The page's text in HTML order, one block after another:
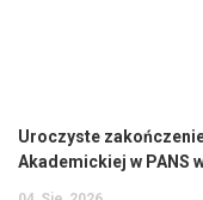
Uroczyste
Akademickiej w PANS